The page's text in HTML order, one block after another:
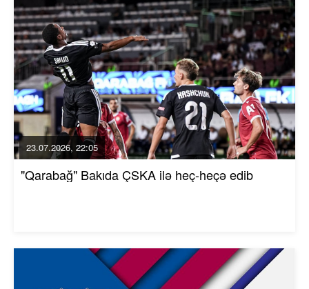
23.07.2026, 22:05
"Qarabağ" Bakıda ÇSKA ilə heç-heçə edib